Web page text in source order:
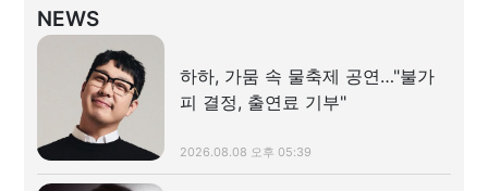
NEWS
하하, 가뭄 속 물축제 공연…"불가
피 결정, 출연료 기부"
2026.08.08 오후 05:39